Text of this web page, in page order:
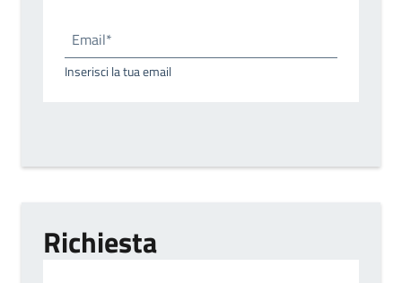
Email*
Inserisci la tua email
Richiesta